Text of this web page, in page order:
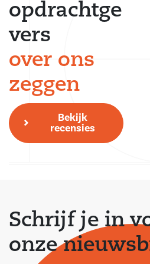
Schrijf je in
onze
opdrachtge
vers
over ons
zeggen
Bekijk
recensies